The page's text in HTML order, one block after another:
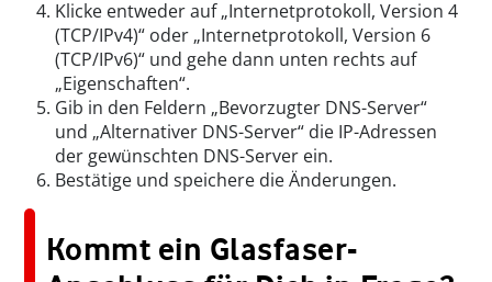
Klicke entweder auf „Internetprotokoll, Version 4
(TCP/IPv4)“ oder „Internetprotokoll, Version 6
(TCP/IPv6)“ und gehe dann unten rechts auf
„Eigenschaften“.
Gib in den Feldern „Bevorzugter DNS-Server“
und „Alternativer DNS-Server“ die IP-Adressen
der gewünschten DNS-Server ein.
Bestätige und speichere die Änderungen.
Kommt ein Glasfaser-